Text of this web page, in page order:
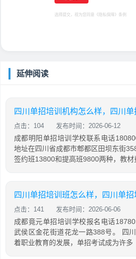
选择提交，视为您同意 《隐私保障》 条例
延伸阅读
点击：104 发布时间：2026-06-12
成都明阳单招培训学校联系电话
地址在四川省成都市郫都区田坝东街
签约班13800和提高班9800两种，教材
四川单招培训班怎么样，四川单招
点击：141 发布时间：2026-06-06
成都竟元单招培训学校报名电话
武侯区金花街道花龙一路388号。 四
着职业教育的发展，单招考试成为许多